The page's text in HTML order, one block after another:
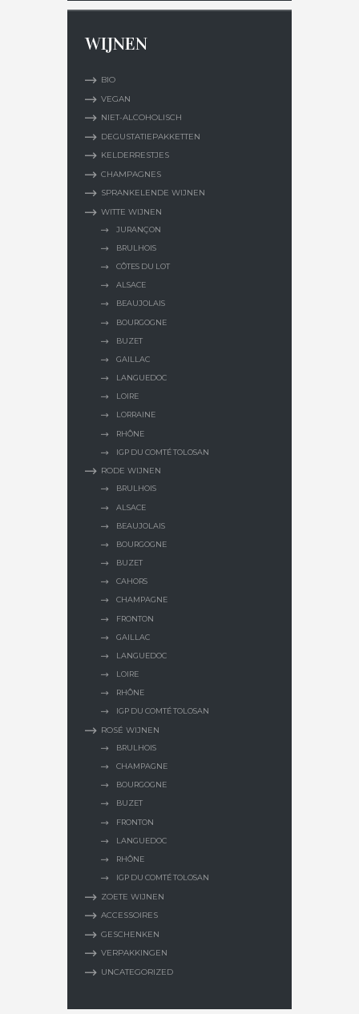
WIJNEN
BIO
VEGAN
NIET-ALCOHOLISCH
DEGUSTATIEPAKKETTEN
KELDERRESTJES
CHAMPAGNES
SPRANKELENDE WIJNEN
WITTE WIJNEN
JURANÇON
BRULHOIS
CÔTES DU LOT
ALSACE
BEAUJOLAIS
BOURGOGNE
BUZET
GAILLAC
LANGUEDOC
LOIRE
LORRAINE
RHÔNE
IGP DU COMTÉ TOLOSAN
RODE WIJNEN
BRULHOIS
ALSACE
BEAUJOLAIS
BOURGOGNE
BUZET
CAHORS
CHAMPAGNE
FRONTON
GAILLAC
LANGUEDOC
LOIRE
RHÔNE
IGP DU COMTÉ TOLOSAN
ROSÉ WIJNEN
BRULHOIS
CHAMPAGNE
BOURGOGNE
BUZET
FRONTON
LANGUEDOC
RHÔNE
IGP DU COMTÉ TOLOSAN
ZOETE WIJNEN
ACCESSOIRES
GESCHENKEN
VERPAKKINGEN
UNCATEGORIZED